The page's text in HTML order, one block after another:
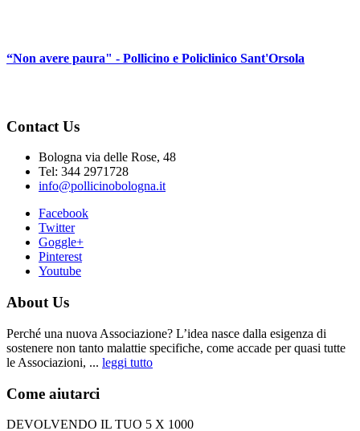
“Non avere paura" - Pollicino e Policlinico Sant'Orsola
Contact Us
Bologna via delle Rose, 48
Tel: 344 2971728
info@pollicinobologna.it
Facebook
Twitter
Goggle+
Pinterest
Youtube
About Us
Perché una nuova Associazione? L’idea nasce dalla esigenza di
sostenere non tanto malattie specifiche, come accade per quasi tutte
le Associazioni, ... leggi tutto
Come aiutarci
DEVOLVENDO IL TUO 5 X 1000